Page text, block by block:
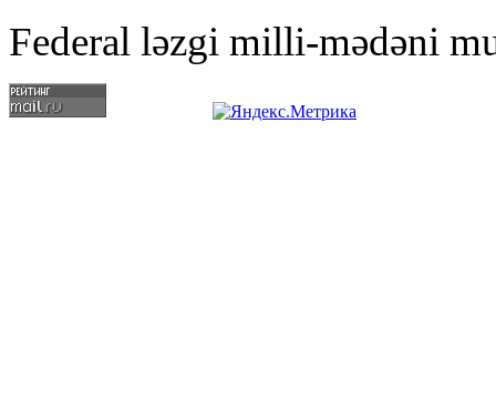
Federal ləzgi milli-mədəni